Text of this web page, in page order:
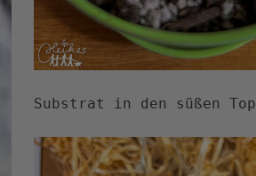
Substrat in den süßen